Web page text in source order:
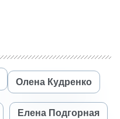
Олена Кудренко
Елена Подгорная